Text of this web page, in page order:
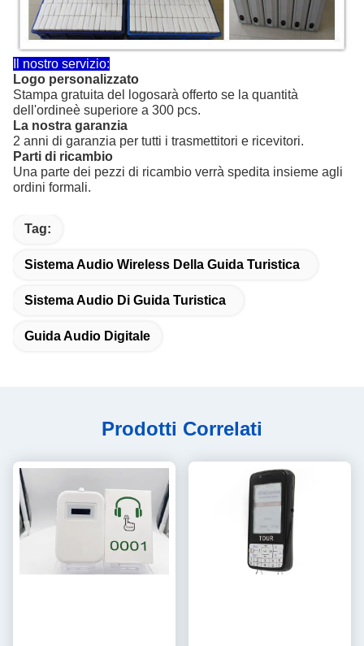
Il nostro servizio:
Logo personalizzato
Stampa gratuita del logosarà offerto se la quantità
dell'ordineè superiore a 300 pcs.
La nostra garanzia
2 anni di garanzia per tutti i trasmettitori e ricevitori.
Parti di ricambio
Una parte dei pezzi di ricambio verrà spedita insieme agli
ordini formali.
Tag:
Sistema Audio Wireless Della Guida Turistica
Sistema Audio Di Guida Turistica
Guida Audio Digitale
Prodotti Correlati